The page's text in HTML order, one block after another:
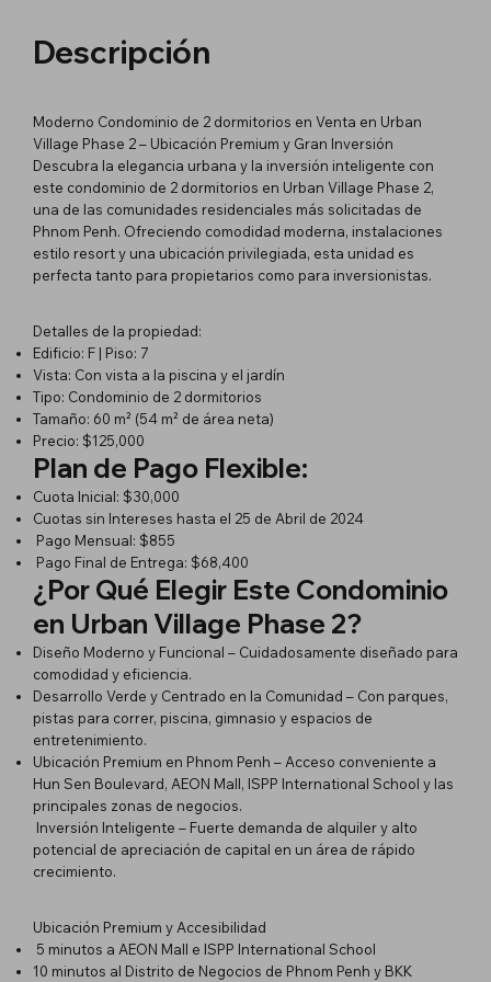
Descripción
Moderno Condominio de 2 dormitorios en Venta en Urban
Village Phase 2 – Ubicación Premium y Gran Inversión
Descubra la elegancia urbana y la inversión inteligente con
este condominio de 2 dormitorios en Urban Village Phase 2,
una de las comunidades residenciales más solicitadas de
Phnom Penh. Ofreciendo comodidad moderna, instalaciones
estilo resort y una ubicación privilegiada, esta unidad es
perfecta tanto para propietarios como para inversionistas.
Detalles de la propiedad:
Edificio: F | Piso: 7
Vista: Con vista a la piscina y el jardín
Tipo: Condominio de 2 dormitorios
Tamaño: 60 m² (54 m² de área neta)
Precio: $125,000
Plan de Pago Flexible:
Cuota Inicial: $30,000
Cuotas sin Intereses hasta el 25 de Abril de 2024
Pago Mensual: $855
Pago Final de Entrega: $68,400
¿Por Qué Elegir Este Condominio
en Urban Village Phase 2?
Diseño Moderno y Funcional – Cuidadosamente diseñado para
comodidad y eficiencia.
Desarrollo Verde y Centrado en la Comunidad – Con parques,
pistas para correr, piscina, gimnasio y espacios de
entretenimiento.
Ubicación Premium en Phnom Penh – Acceso conveniente a
Hun Sen Boulevard, AEON Mall, ISPP International School y las
principales zonas de negocios.
Inversión Inteligente – Fuerte demanda de alquiler y alto
potencial de apreciación de capital en un área de rápido
crecimiento.
Ubicación Premium y Accesibilidad
5 minutos a AEON Mall e ISPP International School
10 minutos al Distrito de Negocios de Phnom Penh y BKK